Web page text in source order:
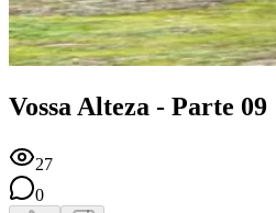
Vossa Alteza - Parte 09
27
0